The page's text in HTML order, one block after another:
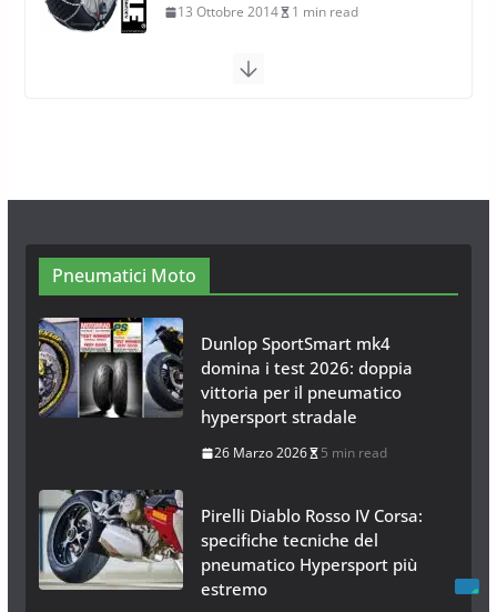
26 Ottobre 2013 1 min read
Calze da Neve per Auto 2025:
26 Gennaio 2017
Pneumatici Moto
Dunlop SportSmart mk4
domina i test 2026: doppia
vittoria per il pneumatico
hypersport stradale
26 Marzo 2026 5 min read
Pirelli Diablo Rosso IV Corsa:
specifiche tecniche del
pneumatico Hypersport più
estremo